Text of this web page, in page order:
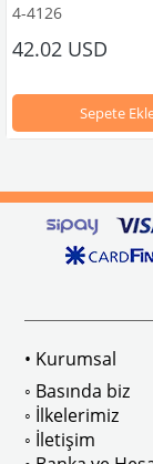
sürüş
Ghia Modelleri İle
VWC Parça No: 4-
4-4126
42.02 USD
Sepete
• Kurumsal
◦ Basında biz
◦ İlkelerimiz
◦ İletişim